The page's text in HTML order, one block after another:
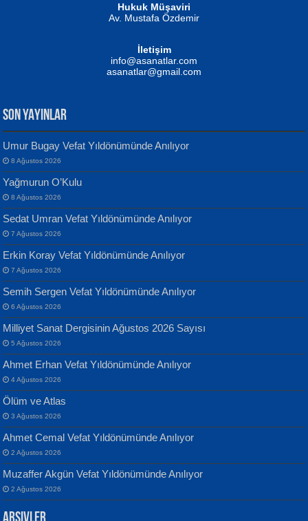
MUSTAFA KELOĞLU
Yarına İz Bırakmak...
ATİLLA ÖZEN
Sultan Olmadan Önce Eyüp...
EKREM KARABABA
Yılmaz Ekinci
Geceye Söylenen...
Banu Sancak
Defterimden İçeri...
İsmail Aydos
İnkisar...
Hukuk Müşaviri
Av. Mustafa Özdemir
İletişim
info@asanatlar.com
asanatlar@gmail.com
SON YAYINLAR
Umur Bugay Vefat Yıldönümünde Anılıyor
8 Ağustos 2026
Yağmurun O’Kulu
8 Ağustos 2026
Sedat Umran Vefat Yıldönümünde Anılıyor
7 Ağustos 2026
Erkin Koray Vefat Yıldönümünde Anılıyor
7 Ağustos 2026
Semih Sergen Vefat Yıldönümünde Anılıyor
6 Ağustos 2026
Milliyet Sanat Dergisinin Ağustos 2026 Sayısı
5 Ağustos 2026
Ahmet Erhan Vefat Yıldönümünde Anılıyor
4 Ağustos 2026
Ölüm ve Atlas
3 Ağustos 2026
Ahmet Cemal Vefat Yıldönümünde Anılıyor
2 Ağustos 2026
Muzaffer Akgün Vefat Yıldönümünde Anılıyor
2 Ağustos 2026